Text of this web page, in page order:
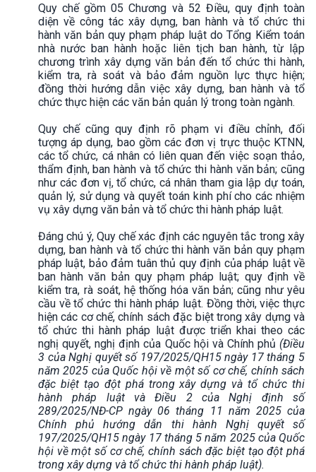
Quy chế gồm 05 Chương và 52 Điều, quy định toàn
diện về công tác xây dựng, ban hành và tổ chức thi
hành văn bản quy phạm pháp luật do Tổng Kiểm toán
nhà nước ban hành hoặc liên tịch ban hành, từ lập
chương trình xây dựng văn bản đến tổ chức thi hành,
kiểm tra, rà soát và bảo đảm nguồn lực thực hiện;
đồng thời hướng dẫn việc xây dựng, ban hành và tổ
chức thực hiện các văn bản quản lý trong toàn ngành.
Quy chế cũng quy định rõ phạm vi điều chỉnh, đối
tượng áp dụng, bao gồm các đơn vị trực thuộc KTNN,
các tổ chức, cá nhân có liên quan đến việc soạn thảo,
thẩm định, ban hành và tổ chức thi hành văn bản; cũng
như các đơn vị, tổ chức, cá nhân tham gia lập dự toán,
quản lý, sử dụng và quyết toán kinh phí cho các nhiệm
vụ xây dựng văn bản và tổ chức thi hành pháp luật.
Đáng chú ý, Quy chế xác định các nguyên tắc trong xây
dựng, ban hành và tổ chức thi hành văn bản quy phạm
pháp luật, bảo đảm tuân thủ quy định của pháp luật về
ban hành văn bản quy phạm pháp luật; quy định về
kiểm tra, rà soát, hệ thống hóa văn bản; cũng như yêu
cầu về tổ chức thi hành pháp luật. Đồng thời, việc thực
hiện các cơ chế, chính sách đặc biệt trong xây dựng và
tổ chức thi hành pháp luật được triển khai theo các
nghị quyết, nghị định của Quốc hội và Chính phủ (Điều
3 của Nghị quyết số 197/2025/QH15 ngày 17 tháng 5
năm 2025 của Quốc hội về một số cơ chế, chính sách
đặc biệt tạo đột phá trong xây dựng và tổ chức thi
hành pháp luật và Điều 2 của Nghị định số
289/2025/NĐ-CP ngày 06 tháng 11 năm 2025 của
Chính phủ hướng dẫn thi hành Nghị quyết số
197/2025/QH15 ngày 17 tháng 5 năm 2025 của Quốc
hội về một số cơ chế, chính sách đặc biệt tạo đột phá
trong xây dựng và tổ chức thi hành pháp luật).